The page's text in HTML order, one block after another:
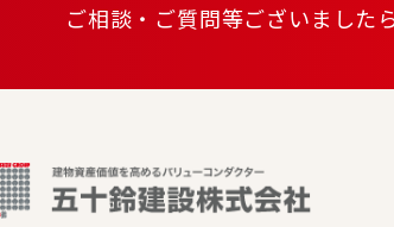
ご相談・ご質問等ございましたら